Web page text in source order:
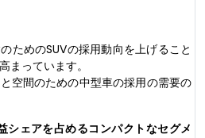
ためのSUVの採用動向を上げること
まっています。
空間のための中型車の採用の需要の
ェアを占めるコンパクトなセグメ